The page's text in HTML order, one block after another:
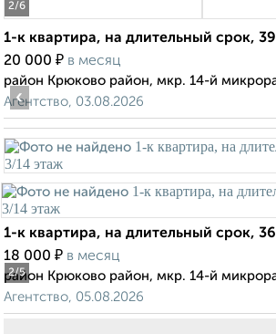
2/6
1-к квартира, на длительный срок,
20 000 ₽ в месяц
район Крюково район, мкр. 14-й
Агентство, 03.08.2026
2/5
‹
1-к квартира, на длительный срок,
18 000 ₽ в месяц
район Крюково район, мкр. 14-й
Агентство, 05.08.2026